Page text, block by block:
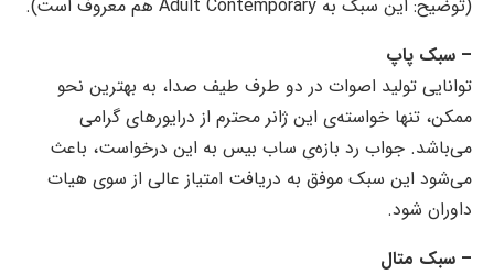
(توضیح: این سبک به Adult Contemporary هم معروف است).
– سبک پاپ
توانایی تولید اصوات در دو طرف طیف صدا‌، به بهترین نحو
ممکن، تنها خواسته‌ی این ژانر محترم از درایورهای گرامی
می‌باشد. جواب رد بازه‌ی ساب بیس به این درخواست، باعث
می‌شود این سبک موفق به دریافت امتیاز عالی از سوی هیات
داوران شود.
– سبک متال